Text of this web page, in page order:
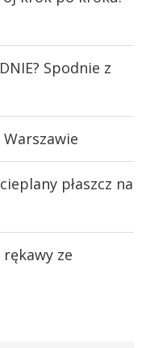
Spodnie z
płaszcz na
rękawy ze